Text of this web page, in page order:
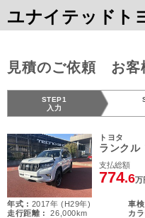
ユナイテッドト
見積のご依頼 お客
STEP1
入力
トヨタ
ランクル
支払総額
774.6万
年式 : 2017年 (H29年) 車
走行距離 :
26,000km カ